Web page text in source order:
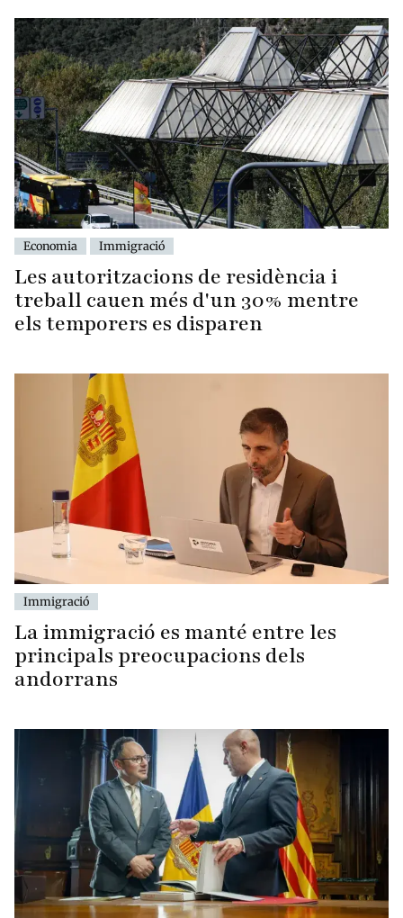
Economia Immigració
Les autoritzacions de residència i
treball cauen més d'un 30% mentre
els temporers es disparen
Immigració
La immigració es manté entre les
principals preocupacions dels
andorrans